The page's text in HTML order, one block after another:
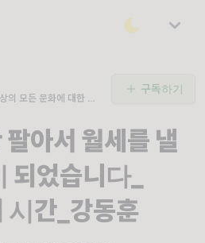
의 모든 문화에 대한 이
구독하기
아서 월세를 낼
되었습니다_
시간_강동훈